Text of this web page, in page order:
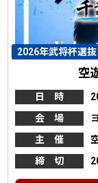
2026年武将杯選抜
空
日 時
会 場
主 催
締 切